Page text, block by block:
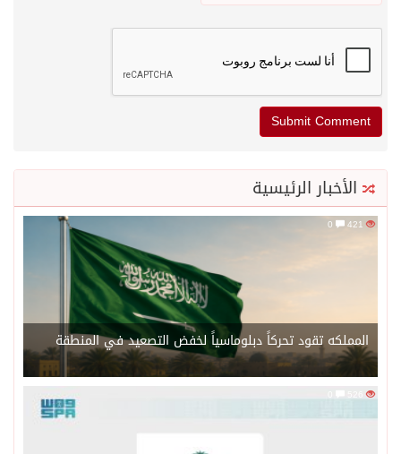
الأخبار الرئيسية
المملكه تقود تحركاً دبلوماسياً لخفض التصعيد في المنطقة
526